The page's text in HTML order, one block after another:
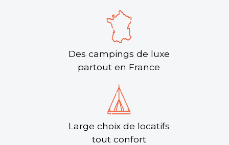
Des campings de luxe
partout en France
Large choix de locatifs
tout confort